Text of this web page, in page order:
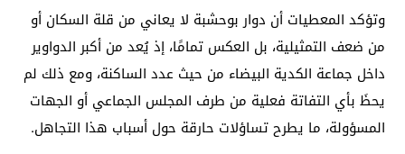
وتؤكد المعطيات أن دوار بوحشبة لا يعاني من قلة السكان أو
من ضعف التمثيلية، بل العكس تمامًا، إذ يُعد من أكبر الدواوير
داخل جماعة الكدية البيضاء من حيث عدد الساكنة، ومع ذلك لم
يحظَ بأي التفاتة فعلية من طرف المجلس الجماعي أو الجهات
المسؤولة، ما يطرح تساؤلات حارقة حول أسباب هذا التجاهل.